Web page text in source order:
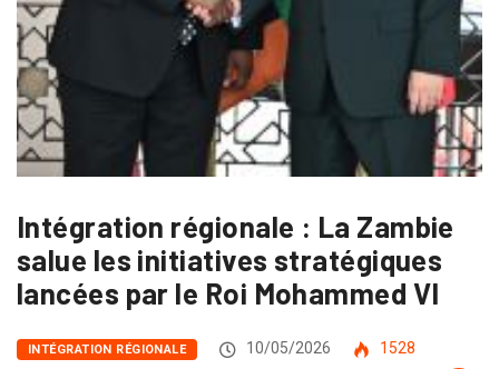
Intégration régionale : La Zambie
salue les initiatives stratégiques
lancées par le Roi Mohammed VI
INTÉGRATION RÉGIONALE 10/05/2026
1528